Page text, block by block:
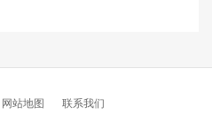
网站地图 联系我们